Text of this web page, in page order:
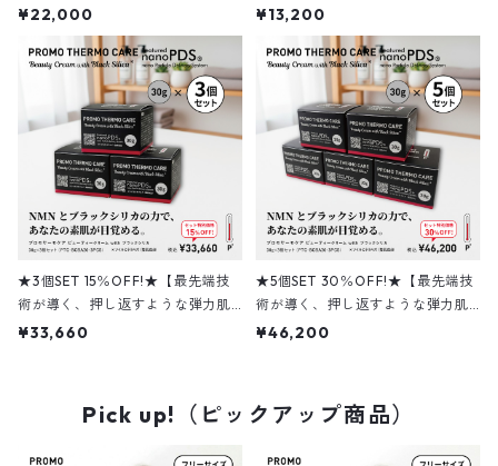
ブラックシリカ＋テラヘルツ Sサ
¥22,000
CARE ビューティークリーム with
ブラックシリカ 30g
¥13,200
★3個SET 15％OFF!★【最先端技
術が導く、押し返すような弾力肌
へ】PROMO THERMO CARE ビュ
¥33,660
★5個SET 30％OFF!★【最先端技
術が導く、押し返すような弾力肌
へ】PROMO THERMO CARE ビュ
¥46,200
Pick up!（ピックアップ商品）